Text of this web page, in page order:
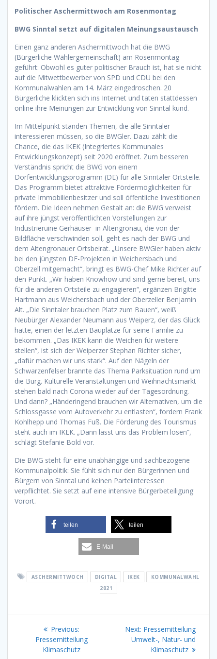
Politischer Aschermittwoch am Rosenmontag
BWG Sinntal setzt auf digitalen Meinungsaustausch
Einen ganz anderen Aschermittwoch hat die BWG
(Bürgerliche Wählergemeinschaft) am Rosenmontag
geführt: Obwohl es guter politischer Brauch ist, hat sie nicht
auf die Mitwettbewerber von SPD und CDU bei den
Kommunalwahlen am 14. März eingedroschen. 20
Bürgerliche klickten sich ins Internet und taten stattdessen
online ihre Meinungen zur Entwicklung von Sinntal kund.
Im Mittelpunkt standen Themen, die alle Sinntaler
interessieren müssen, so die BWGler. Dazu zählt die
Chance, die das IKEK (Integriertes Kommunales
Entwicklungskonzept) seit 2020 eröffnet. Zum besseren
Verständnis spricht die BWG von einem
Dorfentwicklungsprogramm (DE) für alle Sinntaler Ortsteile.
Das Programm bietet attraktive Fördermöglichkeiten für
private Immobilienbesitzer und soll öffentliche Investitionen
fördern. Die Ideen nehmen Gestalt an: die BWG verweist
auf ihre jüngst veröffentlichten Vorstellungen zur
Industrieruine Gerhäuser in Altengronau, die von der
Bildfläche verschwinden soll, geht es nach der BWG und
dem Altengronauer Ortsbeirat. „Unsere BWGler haben aktiv
bei den jüngsten DE-Projekten in Weichersbach und
Oberzell mitgemacht“, bringt es BWG-Chef Mike Richter auf
den Punkt. „Wir haben Knowhow und sind gerne bereit, uns
für die anderen Ortsteile zu engagieren“, ergänzen Brigitte
Hartmann aus Weichersbach und der Oberzeller Benjamin
Alt. „Die Sinntaler brauchen Platz zum Bauen“, weiß
Neubürger Alexander Neumann aus Weiperz, der das Glück
hatte, einen der letzten Bauplätze für seine Familie zu
bekommen. „Das IKEK kann die Weichen für weitere
stellen“, ist sich der Weiperzer Stephan Richter sicher,
„dafür machen wir uns stark“. Auf den Nägeln der
Schwarzenfelser brannte das Thema Parksituation rund um
die Burg. Kulturelle Veranstaltungen und Weihnachtsmarkt
stehen bald nach Corona wieder auf der Tagesordnung.
Und dann? „Händeringend brauchen wir Alternativen, um die
Schlossgasse vom Autoverkehr zu entlasten“, fordern Frank
Kohlhepp und Thomas Fuß. Die Förderung des Tourismus
steht auch im IKEK. „Dann lasst uns das Problem lösen“,
schlägt Stefanie Bold vor.
Die BWG steht für eine unabhängige und sachbezogene
Kommunalpolitik: Sie fühlt sich nur den Bürgerinnen und
Bürgern von Sinntal und keinen Parteiinteressen
verpflichtet. Sie setzt auf eine intensive Bürgerbeteiligung
Vorort.
teilen teilen
E-Mail
ASCHERMITTWOCH DIGITAL IKEK
KOMMUNALWAHL
2021
Beitragsnavigation
Previous:Previous
post:
Pressemitteilung
Klimaschutz
Next: Next
post:
Pressemitteilung
Umwelt-, Natur- und
Klimaschutz